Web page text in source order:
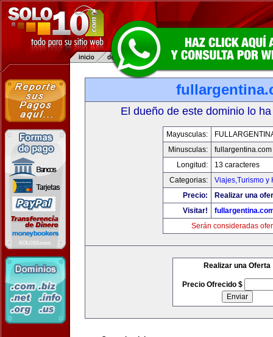
El dueño de este dominio lo
Mayusculas:
Minusculas:
fullargentina.com
Longitud:
13 caracteres
Categorias:
Viajes,Turismo y
Precio:
Realizar una
Visitar!
Serán consideradas
Realizar una Oferta
Precio Ofrecido $